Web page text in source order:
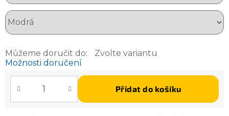
Můžeme doručit do:
Zvolte variantu
Možnosti doručení
Přidat do košíku